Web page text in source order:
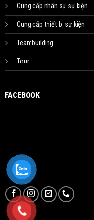
Cung cấp nhân sự sự kiện
Cung cấp thiết bị sự kiện
Teambuilding
Tour
FACEBOOK